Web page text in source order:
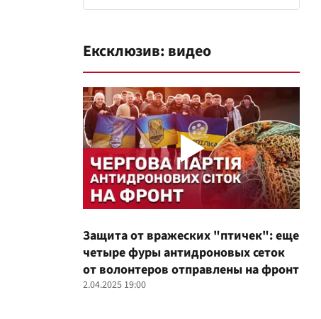
Ексклюзив: видео
Защита от вражеских "птичек": еще
четыре фуры антидроновых сеток
от волонтеров отправлены на фронт
2.04.2025 19:00